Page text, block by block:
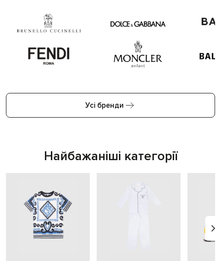
Усі бренди
Найбажаніші категорії